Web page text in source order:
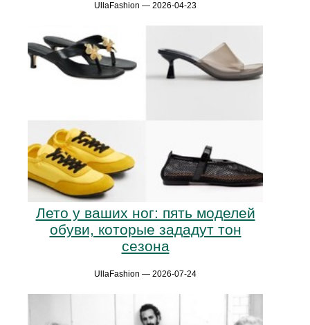
UllaFashion — 2026-04-23
Лето у ваших ног: пять моделей
обуви, которые зададут тон
сезона
UllaFashion — 2026-07-24